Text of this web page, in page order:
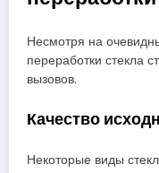
Несмотря на
переработки стекла
вызовов.
Качество
Некоторые виды